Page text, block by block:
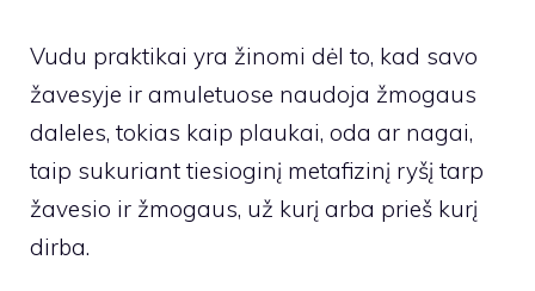
Vudu praktikai yra žinomi dėl to, kad savo
žavesyje ir amuletuose naudoja žmogaus
daleles, tokias kaip plaukai, oda ar nagai,
taip sukuriant tiesioginį metafizinį ryšį tarp
žavesio ir žmogaus, už kurį arba prieš kurį
dirba.